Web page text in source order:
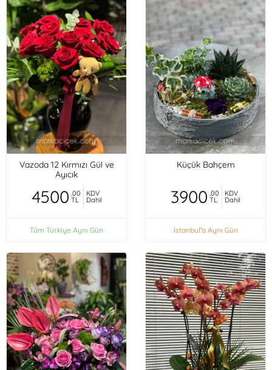
Vazoda 12 Kırmızı Gül ve
Ayıcık
4500 ,00
TL
KDV
Dahil
Tüm Türkiye Aynı Gün
Küçük Bahçem
3900 ,00
TL
KDV
Dahil
İstanbul'a Aynı Gün